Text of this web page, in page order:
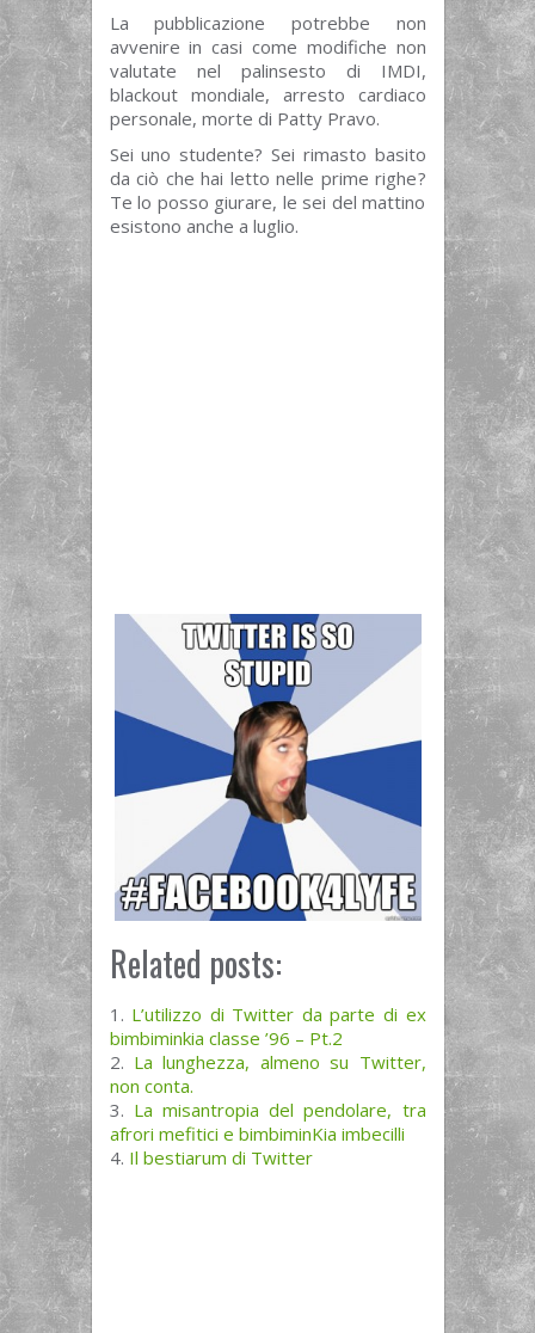
La pubblicazione potrebbe non
avvenire in casi come modifiche non
valutate nel palinsesto di IMDI,
blackout mondiale, arresto cardiaco
personale, morte di Patty Pravo.
Sei uno studente? Sei rimasto basito
da ciò che hai letto nelle prime righe?
Te lo posso giurare, le sei del mattino
esistono anche a luglio.
Related posts:
L’utilizzo di Twitter da parte di ex
bimbiminkia classe ’96 – Pt.2
La lunghezza, almeno su Twitter,
non conta.
La misantropia del pendolare, tra
afrori mefitici e bimbiminKia imbecilli
Il bestiarum di Twitter